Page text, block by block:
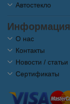
Автостекло
Информация
О нас
Контакты
Новости / статьи
Сертификаты